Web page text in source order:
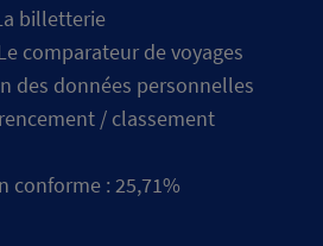
billetterie
comparateur de voyages
des données personnelles
/ classement
conforme : 25,71%